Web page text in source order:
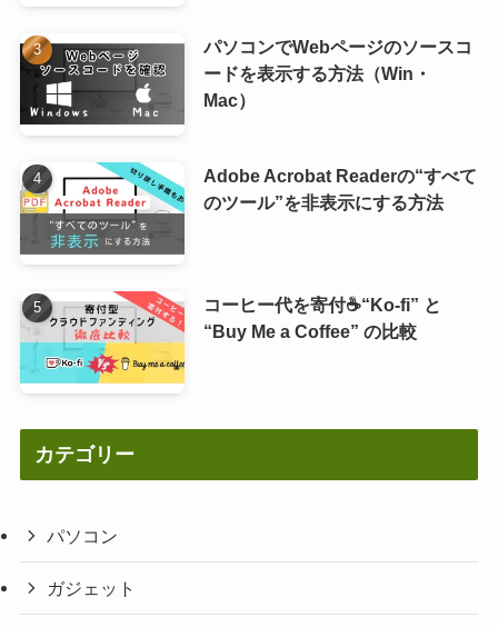
パソコンでWebページのソースコ
ードを表示する方法（Win・
Mac）
Adobe Acrobat Readerの“すべて
のツール”を非表示にする方法
コーヒー代を寄付☕“Ko-fi” と
“Buy Me a Coffee” の比較
カテゴリー
パソコン
ガジェット